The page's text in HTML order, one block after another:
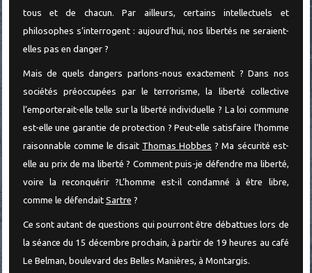
tous et de chacun. Par ailleurs, certains intellectuels et
philosophes s’interrogent : aujourd’hui, nos libertés ne seraient-
elles pas en danger ?
Mais de quels dangers parlons-nous exactement ? Dans nos
sociétés préoccupées par le terrorisme, la liberté collective
l’emporterait-elle telle sur la liberté individuelle ? La loi commune
est-elle une garantie de protection ? Peut-elle satisfaire l’homme
raisonnable comme le disait Thomas Hobbes ? Ma sécurité est-
elle au prix de ma liberté ? Comment puis-je défendre ma liberté,
voire la reconquérir ?L’homme est-il condamné à être libre,
comme le défendait Sartre ?
Ce sont autant de questions qui pourront être débattues lors de
la séance du 15 décembre prochain, à partir de 19 heures au café
Le Belman, boulevard des Belles Manières, à Montargis.